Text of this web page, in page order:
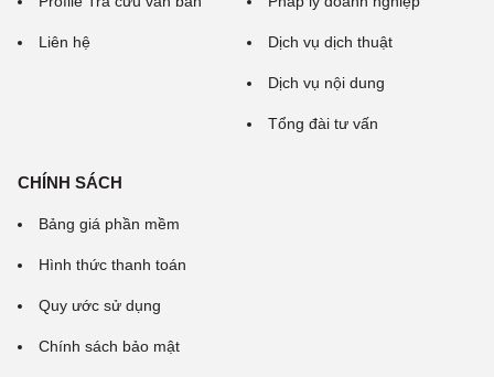
Liên hệ Dịch vụ dịch thuật
Dịch vụ nội dung
Tổng đài tư vấn
CHÍNH SÁCH
Bảng giá phần mềm
Hình thức thanh toán
Quy ước sử dụng
Chính sách bảo mật